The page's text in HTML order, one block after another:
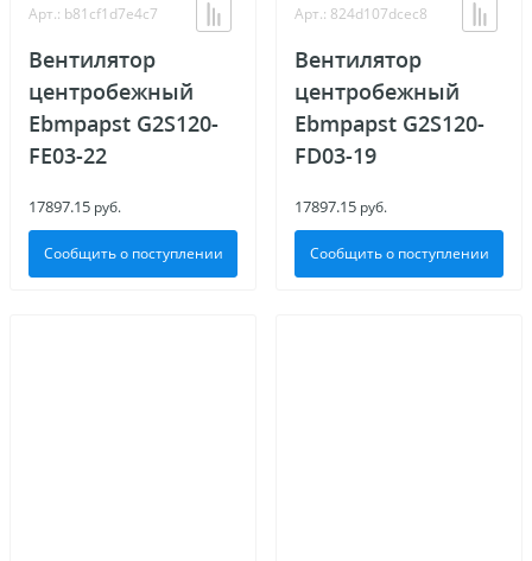
Арт.: b81cf1d7e4c7
Вентилятор
центробежный
Ebmpapst G2S120-
FE03-22
17897.15 руб.
Сообщить о поступлении
Арт.: 824d107dcec8
Вентилятор
центробежный
Ebmpapst G2S120-
FD03-19
17897.15 руб.
Сообщить о поступлении